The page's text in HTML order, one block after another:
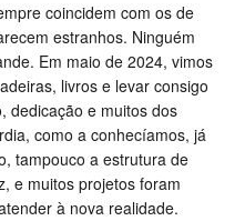
coincidem com os de
estranhos. Ninguém
Em maio de 2024, vimos
livros e levar consigo
dedicação e muitos dos
como a conhecíamos, já
tampouco a estrutura de
e muitos projetos foram
à nova realidade.